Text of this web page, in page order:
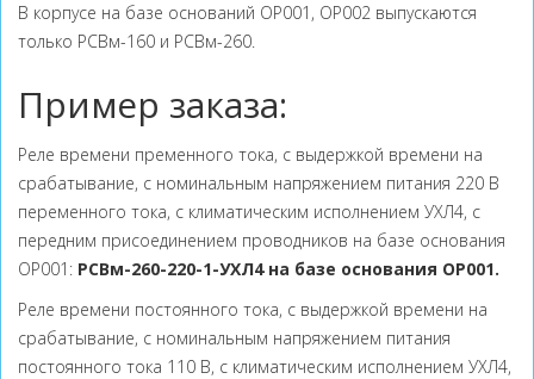
В корпусе на базе оснований ОР001, ОР002 выпускаются
только РСВм-160 и РСВм-260.
Пример заказа:
Реле времени пременного тока, с выдержкой времени на
срабатывание, с номинальным напряжением питания 220 В
переменного тока, с климатическим исполнением УХЛ4, с
передним присоединением проводников на базе основания
ОР001: РСВм-260-220-1-УХЛ4 на базе основания ОР001.
Реле времени постоянного тока, с выдержкой времени на
срабатывание, с номинальным напряжением питания
постоянного тока 110 В, с климатическим исполнением УХЛ4,